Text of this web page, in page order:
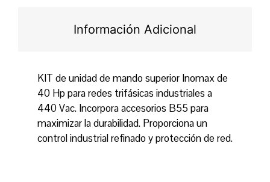
Información Adicional
KIT de unidad de mando superior Inomax de
40 Hp para redes trifásicas industriales a
440 Vac. Incorpora accesorios B55 para
maximizar la durabilidad. Proporciona un
control industrial refinado y protección de red.